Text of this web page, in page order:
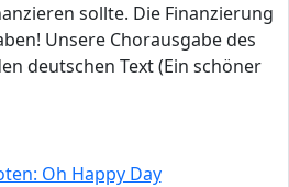
sollte. Die Finanzierung
Unsere Chorausgabe des
deutschen Text (Ein schöner